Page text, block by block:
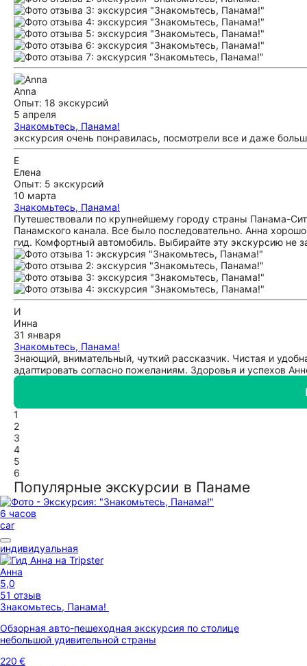
Anna
Опыт: 18 экскурсий
5 апреля
Знакомьтесь, Панама!
экскурсия очень понравилась, посмотрели все и даже
Е
Елена
Опыт: 5 экскурсий
10 марта
Знакомьтесь, Панама!
Путешествовали по крупнейшему городу страны Панама-
Панамского канала. Все было последовательно. Анна
гид. Комфортный автомобиль. Выбирайте эту экскурсию не
И
Инна
31 января
Знакомьтесь, Панама!
Знающий, внимательный, чуткий рассказчик. Чистая и
адаптировать согласно пожеланиям. Здоровья и успехов
1
2
3
4
5
6
Популярные экскурсии в Панаме
6 часов
car
индивидуальная
Анна
5,0
51 отзыв
Знакомьтесь, Панама!
Обзорная авто-пешеходная экскурсия по столице
небольшой удивительной страны
220 €